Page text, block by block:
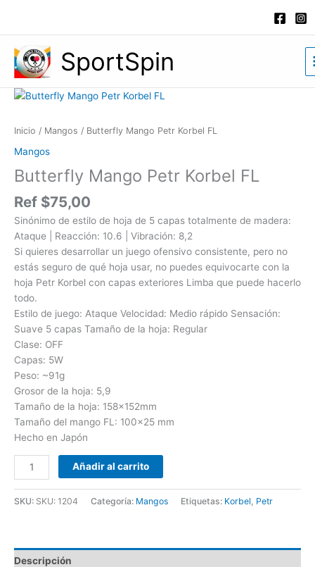
contenido
SportSpin
Inicio / Mangos / Butterfly Mango Petr Korbel FL
Mangos
Butterfly Mango Petr Korbel FL
Ref $75,00
Sinónimo de estilo de hoja de 5 capas totalmente de madera:
Ataque | Reacción: 10.6 | Vibración: 8,2
Si quieres desarrollar un juego ofensivo consistente, pero no
estás seguro de qué hoja usar, no puedes equivocarte con la
hoja Petr Korbel con capas exteriores Limba que puede hacerlo
todo.
Estilo de juego: Ataque Velocidad: Medio rápido Sensación:
Suave 5 capas Tamaño de la hoja: Regular
Clase: OFF
Capas: 5W
Peso: ~91g
Grosor de la hoja: 5,9
Tamaño de la hoja: 158x152mm
Tamaño del mango FL: 100×25 mm
Hecho en Japón
Butterfly
Petr
FL
cantidad
Añadir al carrito
SKU: SKU: 1204 Categoría: Mangos Etiquetas: Korbel, Petr
Descripción